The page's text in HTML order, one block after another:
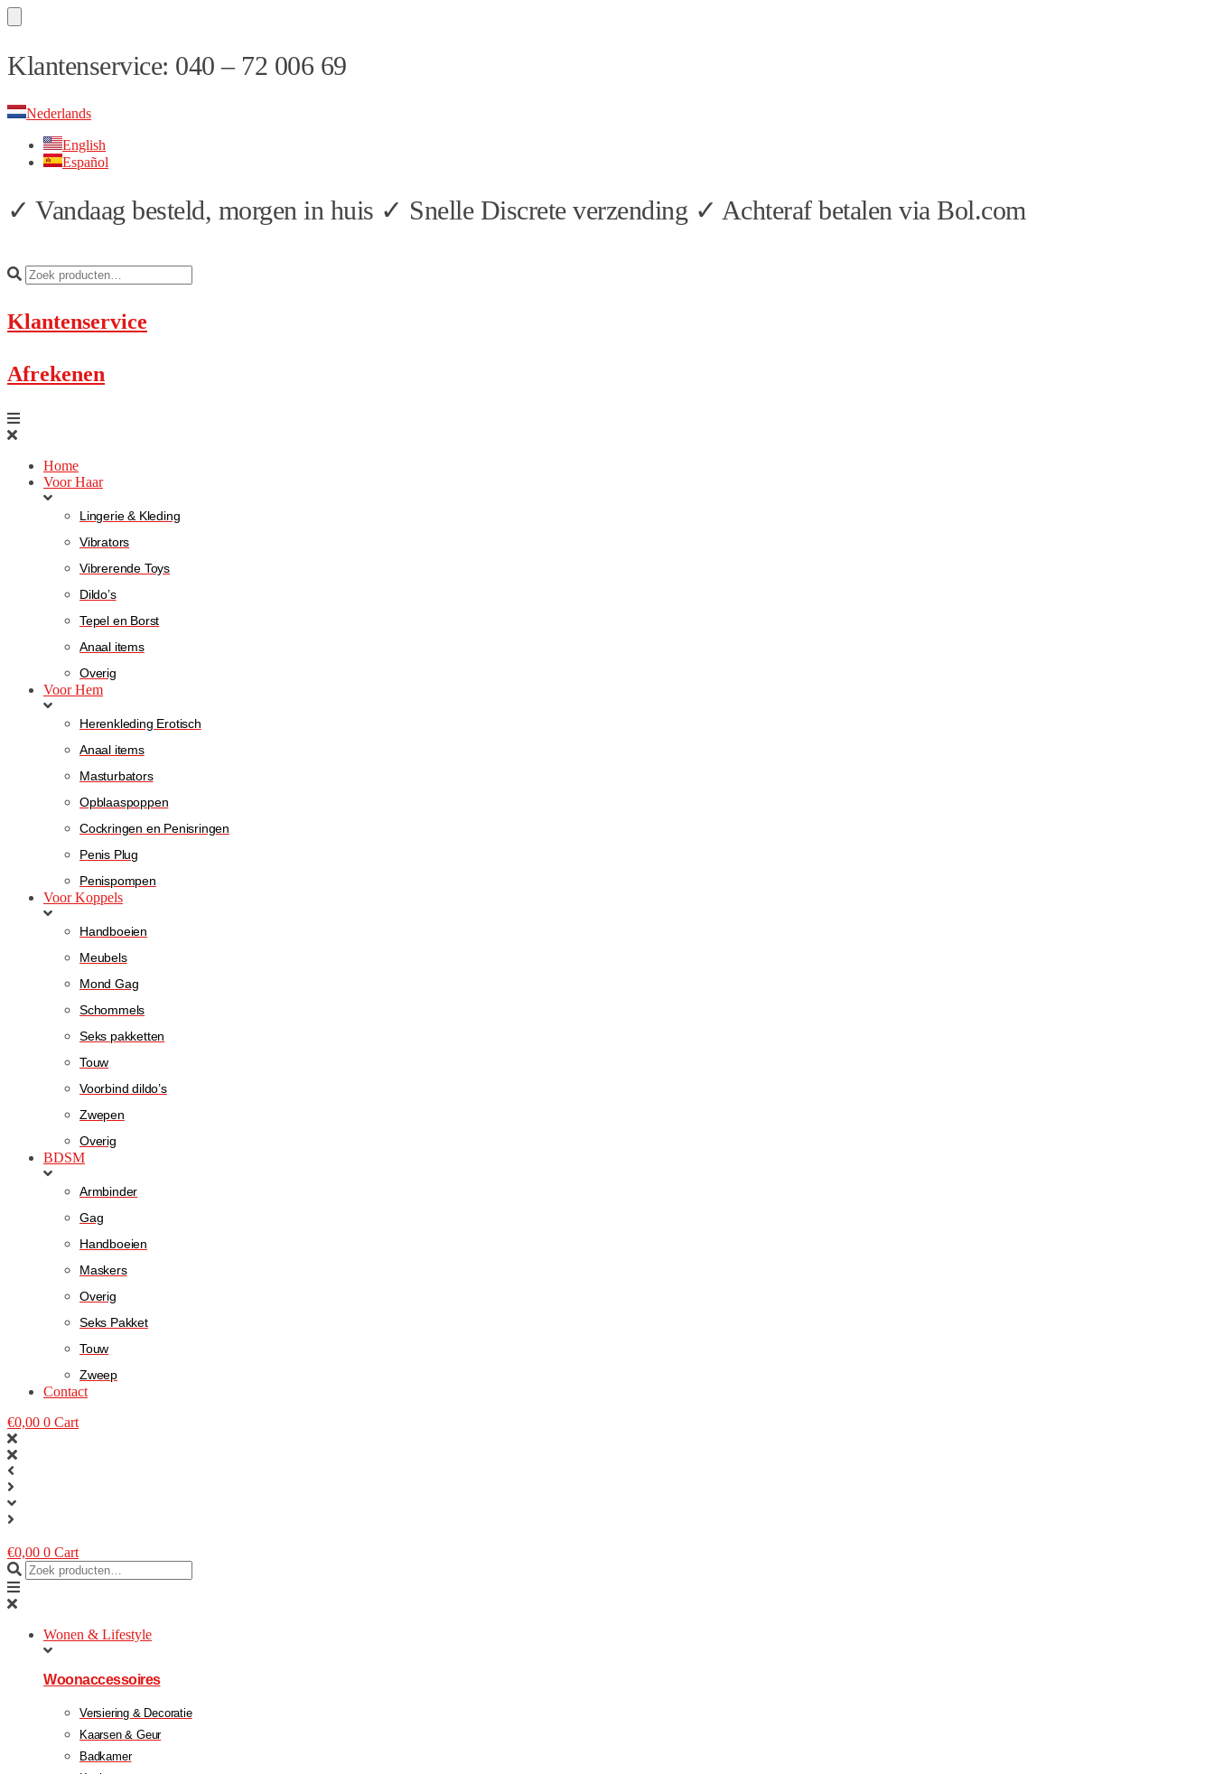
Skip
to
Skip
to
Klantenservice: 040 – 72 006 69
Nederlands
English
Español
✓ Vandaag besteld, morgen in huis ✓ Snelle Discrete verzending ✓ Achteraf betalen via Bol.com
Klantenservice
Afrekenen
Home
Voor Haar
Lingerie & Kleding
Vibrators
Vibrerende Toys
Dildo’s
Tepel en Borst
Anaal items
Overig
Voor Hem
Herenkleding Erotisch
Anaal items
Masturbators
Opblaaspoppen
Cockringen en Penisringen
Penis Plug
Penispompen
Voor Koppels
Handboeien
Meubels
Mond Gag
Schommels
Seks pakketten
Touw
Voorbind dildo’s
Zwepen
Overig
BDSM
Armbinder
Gag
Handboeien
Maskers
Overig
Seks Pakket
Touw
Zweep
Contact
€0,00 0 Cart
€0,00 0 Cart
Wonen & Lifestyle
Woonaccessoires
Versiering & Decoratie
Kaarsen & Geur
Badkamer